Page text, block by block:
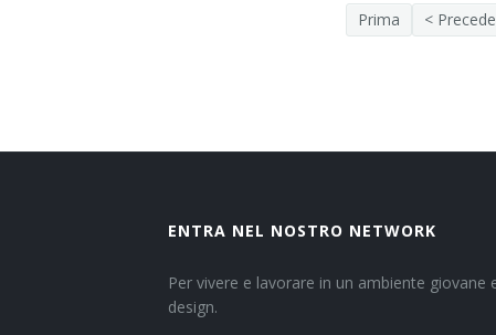
Prima <
ENTRA NEL NOSTRO NETWORK
Per vivere e lavorare in un ambiente giovane
design.